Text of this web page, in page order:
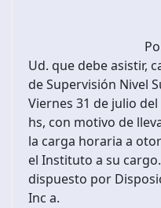
Por la
Ud. que debe asistir,
de Supervisión Nivel
Viernes 31 de julio
hs, con motivo de
la carga horaria a
el Instituto a su
dispuesto por
Inc a.